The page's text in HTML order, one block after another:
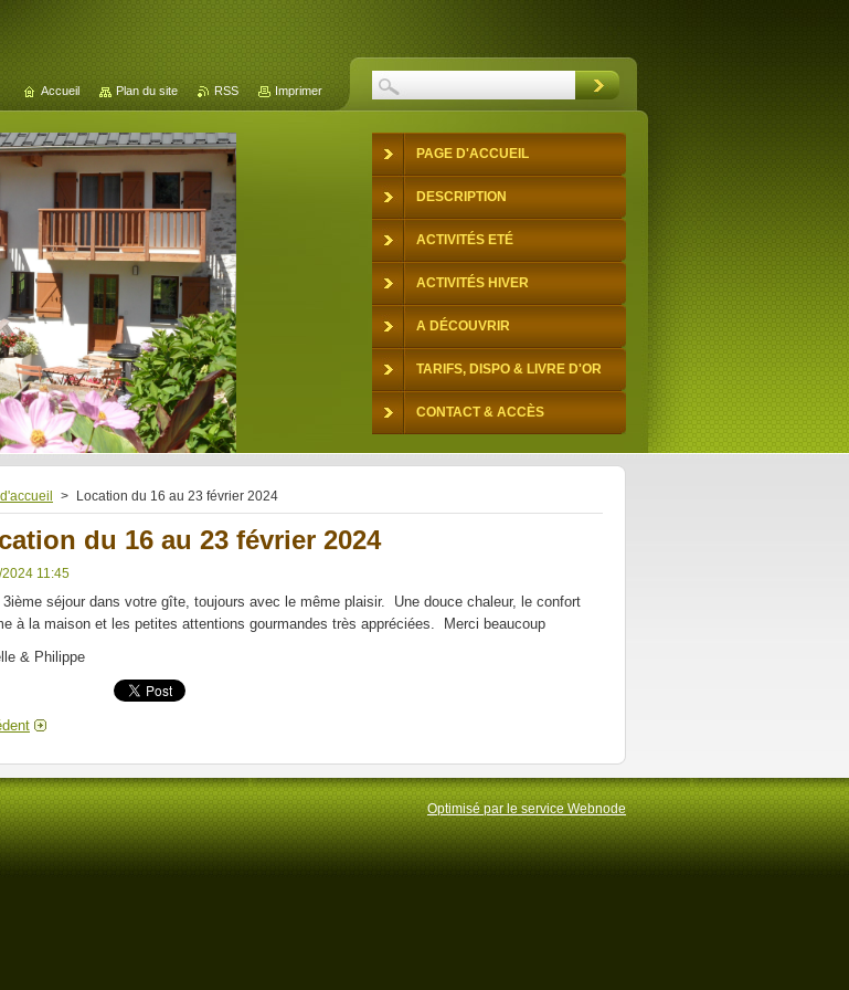
> Location du 16 au 23 février 2024
du 16 au 23 février 2024
11:45
3ième séjour dans votre gîte, toujours avec le même plaisir. Une douce chaleur, le confort
à la maison et les petites attentions gourmandes très appréciées. Merci beaucoup
& Philippe
PAGE D'ACCUEIL
DESCRIPTION
ACTIVITÉS ETÉ
ACTIVITÉS HIVER
A DÉCOUVRIR
TARIFS, DISPO & LIVRE D'OR
CONTACT & ACCÈS
Accueil Plan du site RSS Imprimer
Optimisé par le service Webnode